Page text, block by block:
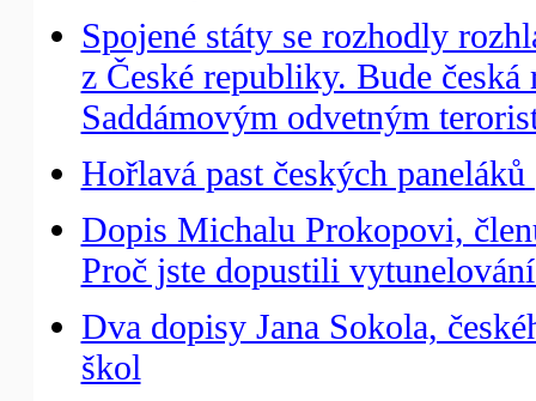
Spojené státy se rozhodly
z České republiky. Bude
Saddámovým odvetným
Hořlavá past českých
Dopis Michalu Prokopovi,
Proč jste dopustili
Dva dopisy Jana Sokola,
škol